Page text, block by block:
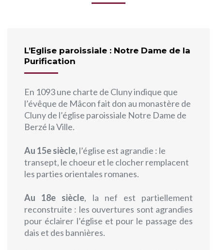
L’Eglise paroissiale : Notre Dame de la
Purification
En 1093 une charte de Cluny indique que
l’évêque de Mâcon fait don au monastère de
Cluny de l’église paroissiale Notre Dame de
Berzé la Ville.
Au 15e siècle,l’église est agrandie : le
transept, le choeur et le clocher remplacent
les parties orientales romanes.
Au 18e siècle, la nef est partiellement
reconstruite : les ouvertures sont agrandies
pour éclairer l’église et pour le passage des
dais et des bannières.